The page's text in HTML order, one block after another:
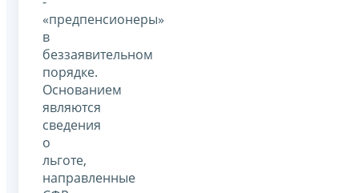
«предпенсионеры»
в
беззаявительном
порядке.
Основанием
являются
сведения
о
льготе,
направленные